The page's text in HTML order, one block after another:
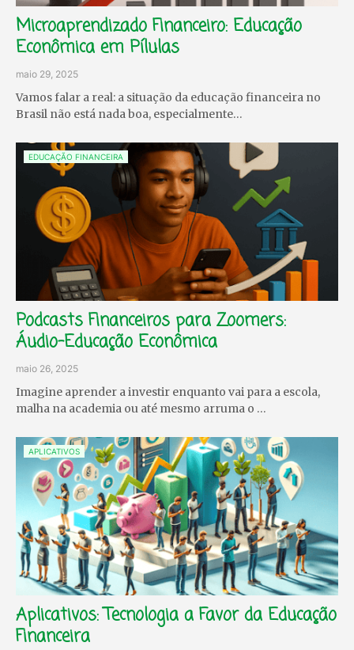
Microaprendizado Financeiro: Educação
Econômica em Pílulas
maio 29, 2025
Vamos falar a real: a situação da educação financeira no
Brasil não está nada boa, especialmente…
EDUCAÇÃO FINANCEIRA
Podcasts Financeiros para Zoomers:
Áudio-Educação Econômica
maio 26, 2025
Imagine aprender a investir enquanto vai para a escola,
malha na academia ou até mesmo arruma o …
APLICATIVOS
Aplicativos: Tecnologia a Favor da Educação
Financeira